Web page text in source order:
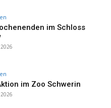
im Schloss
im Zoo Schwerin